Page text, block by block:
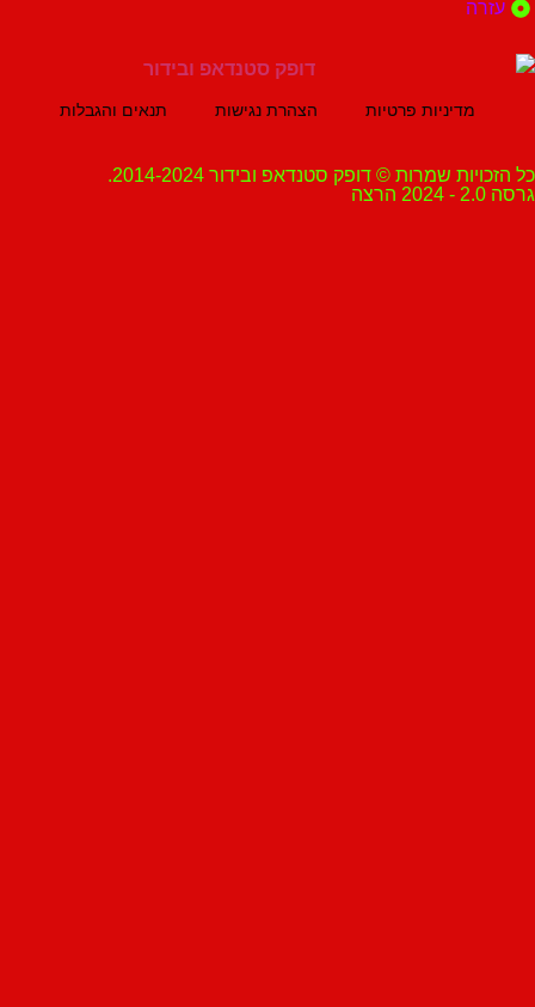
מדיניות פרטיות הצהרת נגישות תנאים והגבלות
שמרות © דופק סטנדאפ ובידור 2014-2024.